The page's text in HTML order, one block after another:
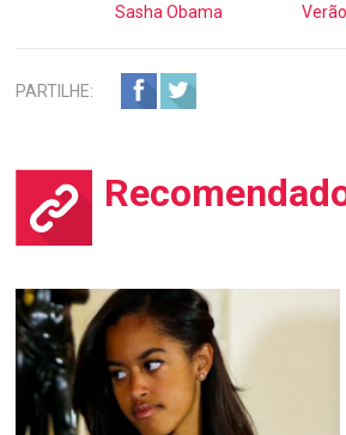
Sasha Obama Verão
PARTILHE: